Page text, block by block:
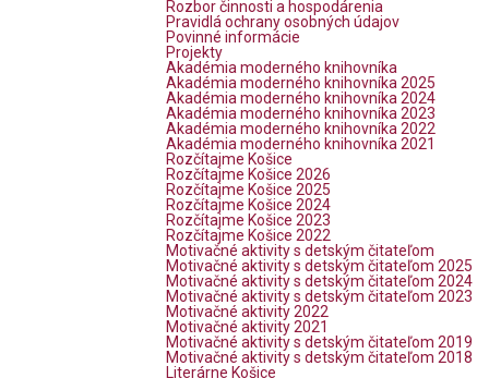
Rozbor činnosti a hospodárenia
Pravidlá ochrany osobných údajov
Povinné informácie
Projekty
Akadémia moderného knihovníka
Akadémia moderného knihovníka 2025
Akadémia moderného knihovníka 2024
Akadémia moderného knihovníka 2023
Akadémia moderného knihovníka 2022
Akadémia moderného knihovníka 2021
Rozčítajme Košice
Rozčítajme Košice 2026
Rozčítajme Košice 2025
Rozčítajme Košice 2024
Rozčítajme Košice 2023
Rozčítajme Košice 2022
Motivačné aktivity s detským čitateľom
Motivačné aktivity s detským čitateľom 2025
Motivačné aktivity s detským čitateľom 2024
Motivačné aktivity s detským čitateľom 2023
Motivačné aktivity 2022
Motivačné aktivity 2021
Motivačné aktivity s detským čitateľom 2019
Motivačné aktivity s detským čitateľom 2018
Literárne Košice